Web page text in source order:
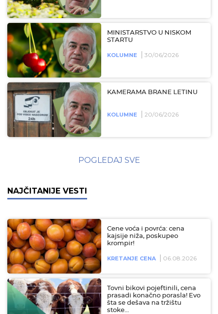
MINISTARSTVO U NISKOM
STARTU
KOLUMNE 30/06/2026
KAMERAMA BRANE LETINU
KOLUMNE 20/06/2026
POGLEDAJ SVE
NAJČITANIJE VESTI
Cene voća i povrća: cena
kajsije niža, poskupeo
krompir!
KRETANJE CENA 06.08.2026
Tovni bikovi pojeftinili, cena
prasadi konačno porasla! Evo
šta se dešava na tržištu
stoke…